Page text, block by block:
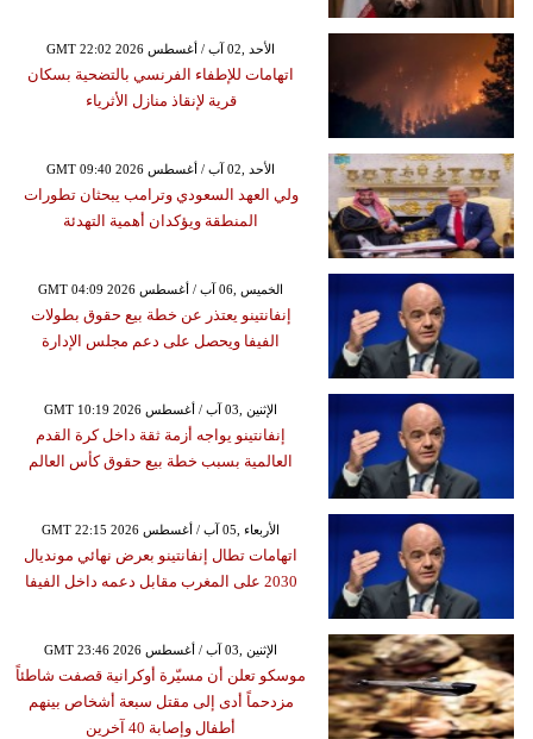
GMT 22:02 2026 الأحد ,02 آب / أغسطس
اتهامات للإطفاء الفرنسي بالتضحية بسكان
قرية لإنقاذ منازل الأثرياء
GMT 09:40 2026 الأحد ,02 آب / أغسطس
ولي العهد السعودي وترامب يبحثان تطورات
المنطقة ويؤكدان أهمية التهدئة
GMT 04:09 2026 الخميس ,06 آب / أغسطس
إنفانتينو يعتذر عن خطة بيع حقوق بطولات
الفيفا ويحصل على دعم مجلس الإدارة
GMT 10:19 2026 الإثنين ,03 آب / أغسطس
إنفانتينو يواجه أزمة ثقة داخل كرة القدم
العالمية بسبب خطة بيع حقوق كأس العالم
GMT 22:15 2026 الأربعاء ,05 آب / أغسطس
اتهامات تطال إنفانتينو بعرض نهائي مونديال
2030 على المغرب مقابل دعمه داخل الفيفا
GMT 23:46 2026 الإثنين ,03 آب / أغسطس
موسكو تعلن أن مسيّرة أوكرانية قصفت شاطئاً
مزدحماً أدى إلى مقتل سبعة أشخاص بينهم
أطفال وإصابة 40 آخرين